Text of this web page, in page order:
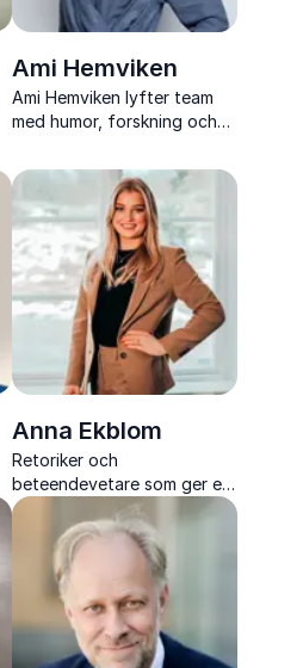
Ami Hemviken
Ami Hemviken lyfter team
med humor, forskning och
kommunikation, ledarskap
och arbetsglädje.
Anna Ekblom
Retoriker och
beteendevetare som ger er
verktyg för tydligare
kommunikation och starkare
genomslag i arbetslivet